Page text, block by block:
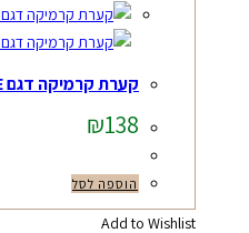
קערת קרמיקה דגם CRACKLE
₪138
הוספה לסל
Add to Wishlist